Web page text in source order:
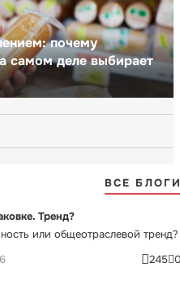
почему
самом деле выбирает
ВСЕ
Тренд?
или общеотраслевой тренд?
245